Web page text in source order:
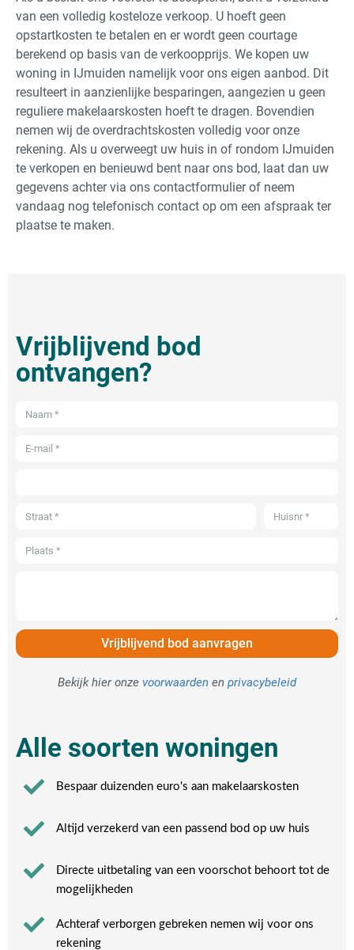
van een volledig kosteloze verkoop. U hoeft geen
opstartkosten te betalen en er wordt geen courtage
berekend op basis van de verkoopprijs. We kopen uw
woning in IJmuiden namelijk voor ons eigen aanbod. Dit
resulteert in aanzienlijke besparingen, aangezien u geen
reguliere makelaarskosten hoeft te dragen. Bovendien
nemen wij de overdrachtskosten volledig voor onze
rekening. Als u overweegt uw huis in of rondom IJmuiden
te verkopen en benieuwd bent naar ons bod, laat dan uw
gegevens achter via ons contactformulier of neem
vandaag nog telefonisch contact op om een afspraak ter
plaatse te maken.
Vrijblijvend bod
ontvangen?
Vrijblijvend bod aanvragen
Bekijk hier onze voorwaarden en privacybeleid
Alle soorten woningen
Bespaar duizenden euro's aan makelaarskosten
Altijd verzekerd van een passend bod op uw huis
Directe uitbetaling van een voorschot behoort tot de
mogelijkheden
Achteraf verborgen gebreken nemen wij voor ons
rekening​